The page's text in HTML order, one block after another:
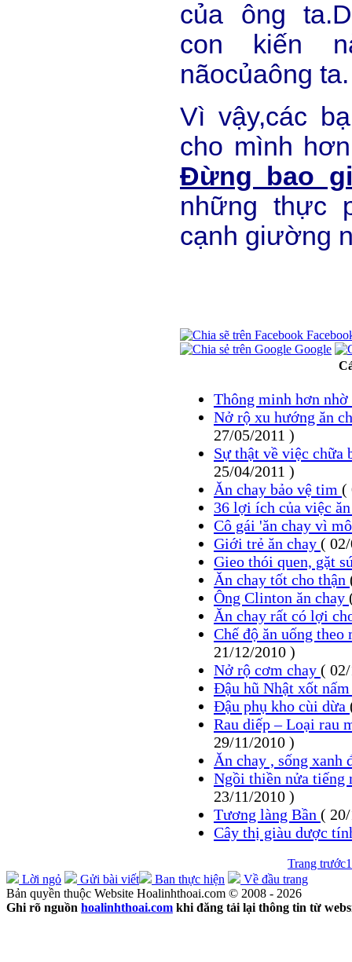
của ông
con kiến
nãocủaông ta.
Vì vậy,các
cho mình
Đừng bao
những thực
cạnh giường
Google
Thông minh hơn
Nở rộ xu hướng ăn
27/05/2011 )
Sự thật về việc
25/04/2011 )
Ăn chay bảo vệ tim (
36 lợi ích của việc
Cô gái 'ăn chay vì
Giới trẻ ăn chay (
Gieo thói quen, gặt
Ăn chay tốt cho thận
Ông Clinton ăn chay
Ăn chay rất có lợi
Chế độ ăn uống
21/12/2010 )
Nở rộ cơm chay (
Đậu hũ Nhật xốt
Đậu phụ kho cùi dừa
Rau diếp – Loại rau
29/11/2010 )
Ăn chay , sống xanh
Ngồi thiền nửa tiếng
23/11/2010 )
Tương làng Bần (
Cây thị giàu dược
Trang trước1
Lời ngỏ
Gửi bài viết Ban thực hiện
Về đầu trang
Bản quyền thuộc Website Hoalinhthoai.com © 2008 - 2026
Ghi rõ nguồn hoalinhthoai.com khi đăng tải lại thông tin từ